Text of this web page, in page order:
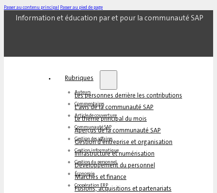
Passer au contenu principal Passer au pied de page
Information et éducation par et pour la communauté SAP
Rubriques
Auteurs
Les personnes derrière les contributions
Commentaires
L'avis de la communauté SAP
Article de couverture
Le thème principal du mois
Communauté SAP
Aperçus de la communauté SAP
Gestion des affaires
Gestion d'entreprise et organisation
Gestion informatique
Infrastructure et numérisation
Gestion du personnel
Développement du personnel
Économie
Marchés et finance
Coopération ERP
Fusions, acquisitions et partenariats